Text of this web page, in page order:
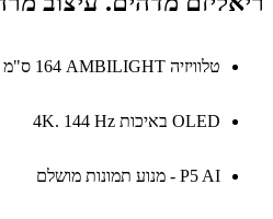
טלוויזיה AMBILIGHT‏ 164 ס"מ (65 אינץ')
OLED באיכות 4K. 144 Hz
P5 AI - מנוע תמונות מושלם